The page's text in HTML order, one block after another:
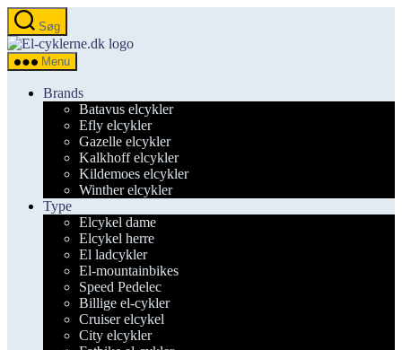
Spring
til
indholdet
Søg
el-
Menu
Brands
Batavus elcykler
Efly elcykler
Gazelle elcykler
Kalkhoff elcykler
Kildemoes elcykler
Winther elcykler
Type
Elcykel dame
Elcykel herre
El ladcykler
El-mountainbikes
Speed Pedelec
Billige el-cykler
Cruiser elcykel
City elcykler